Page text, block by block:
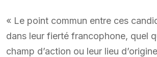
« Le point commun entre ces
dans leur fierté francophone, quel
champ d’action ou leur lieu